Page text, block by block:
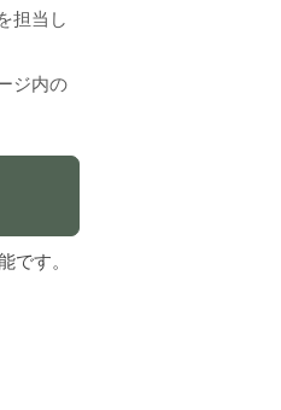
担当し
ジ内の
です。